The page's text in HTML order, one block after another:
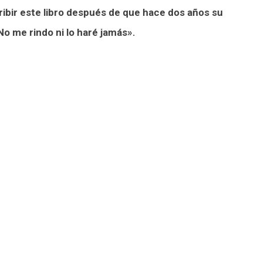
este libro después de que hace dos años su
me rindo ni lo haré jamás».